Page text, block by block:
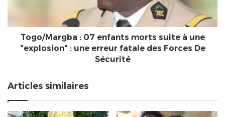
une
erreur
fatale
Sécurité
Togo/Margba : 07 enfants morts suite à une
"explosion" : une erreur fatale des Forces De
Sécurité
Articles similaires